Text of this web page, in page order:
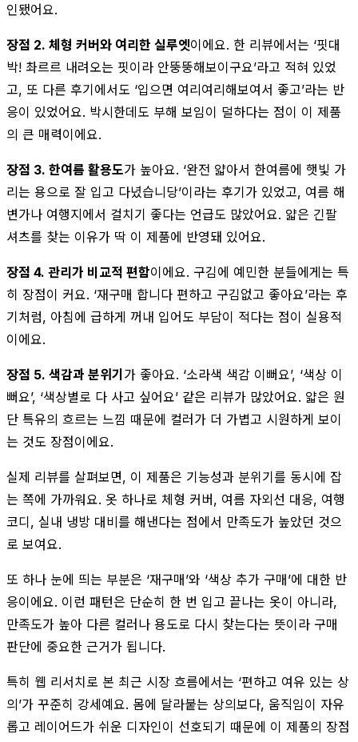
인됐어요.
장점 2. 체형 커버와 여리한 실루엣이에요. 한 리뷰에서는 ‘핏대
박! 촤르르 내려오는 핏이라 안뚱뚱해보이구요’라고 적혀 있었
고, 또 다른 후기에서도 ‘입으면 여리여리해보여서 좋고’라는 반
응이 있었어요. 박시한데도 부해 보임이 덜하다는 점이 이 제품
의 큰 매력이에요.
장점 3. 한여름 활용도가 높아요. ‘완전 얇아서 한여름에 햇빛 가
리는 용으로 잘 입고 다녔습니당’이라는 후기가 있었고, 여름 해
변가나 여행지에서 걸치기 좋다는 언급도 많았어요. 얇은 긴팔
셔츠를 찾는 이유가 딱 이 제품에 반영돼 있어요.
장점 4. 관리가 비교적 편함이에요. 구김에 예민한 분들에게는 특
히 장점이 커요. ‘재구매 합니다 편하고 구김없고 좋아요’라는 후
기처럼, 아침에 급하게 꺼내 입어도 부담이 적다는 점이 실용적
이에요.
장점 5. 색감과 분위기 가 좋아요. ‘소라색 색감 이뻐요’, ‘색상 이
뻐요’, ‘색상별로 다 사고 싶어요’ 같은 리뷰가 많았어요. 얇은 원
단 특유의 흐르는 느낌 때문에 컬러가 더 가볍고 시원하게 보이
는 것도 장점이에요.
실제 리뷰를 살펴보면, 이 제품은 기능성과 분위기를 동시에 잡
는 쪽에 가까워요. 옷 하나로 체형 커버, 여름 자외선 대응, 여행
코디, 실내 냉방 대비를 해낸다는 점에서 만족도가 높았던 것으
로 보여요.
또 하나 눈에 띄는 부분은 ‘재구매’와 ‘색상 추가 구매’에 대한 반
응이에요. 이런 패턴은 단순히 한 번 입고 끝나는 옷이 아니라,
만족도가 높아 다른 컬러나 용도로 다시 찾는다는 뜻이라 구매
판단에 중요한 근거가 됩니다.
특히 웹 리서치로 본 최근 시장 흐름에서는 ‘편하고 여유 있는 상
의’가 꾸준히 강세예요. 몸에 달라붙는 상의보다, 움직임이 자유
롭고 레이어드가 쉬운 디자인이 선호되기 때문에 이 제품의 장점